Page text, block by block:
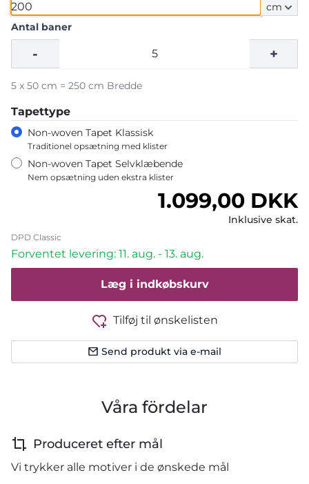
cm
Antal baner
- +
5 x 50 cm = 250 cm Bredde
Tapettype
Non-woven Tapet Klassisk
Traditionel opsætning med klister
Non-woven Tapet Selvklæbende
Nem opsætning uden ekstra klister
Normalpris
1.099,00 DKK
Inklusive skat.
DPD Classic
Forventet levering: 11. aug. - 13. aug.
Læg i indkøbskurv
Tilføj til ønskelisten
Send produkt via e-mail
Våra fördelar
Produceret efter mål
Vi trykker alle motiver i de ønskede mål